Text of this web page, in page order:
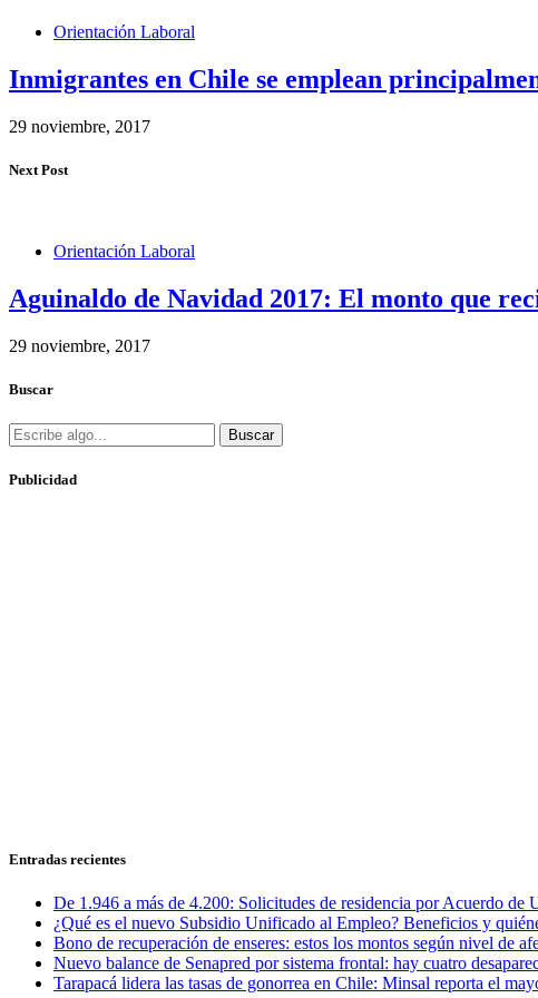
Orientación Laboral
Inmigrantes en Chile se emplean
29 noviembre, 2017
Next Post
Orientación Laboral
Aguinaldo de Navidad 2017: El monto que
29 noviembre, 2017
Buscar
Buscar
Publicidad
Entradas recientes
De 1.946 a más de 4.200: Solicitudes de residencia por Acuerdo
¿Qué es el nuevo Subsidio Unificado al Empleo? Beneficios y
Bono de recuperación de enseres: estos los montos según nivel de
Nuevo balance de Senapred por sistema frontal: hay cuatro
Tarapacá lidera las tasas de gonorrea en Chile: Minsal reporta el